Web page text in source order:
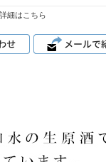
細はこちら